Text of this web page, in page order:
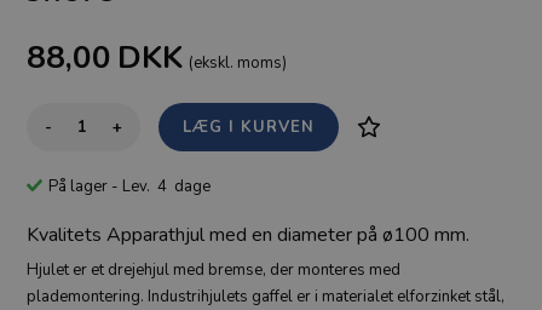
88,00 DKK (ekskl. moms)
- +
På lager - Lev. 4 dage
Kvalitets Apparathjul med en diameter på ø100 mm.
Hjulet er et drejehjul med bremse, der monteres med
plademontering. Industrihjulets gaffel er i materialet elforzinket stål,